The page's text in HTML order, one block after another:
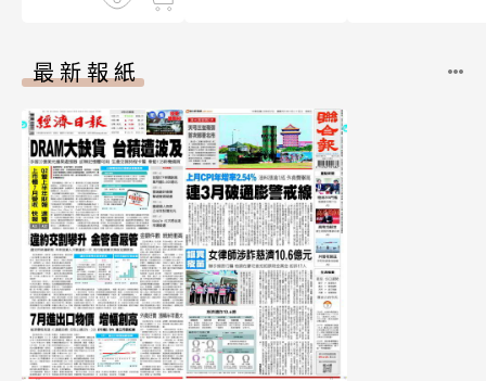
最新報紙